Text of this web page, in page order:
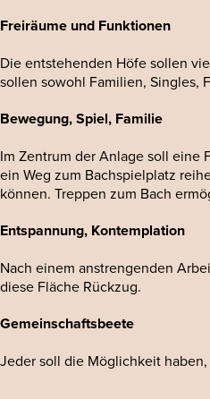
Freiräume und Funktionen
Die entstehenden Höfe sollen
sollen sowohl Familien, Singles,
Bewegung, Spiel, Familie
Im Zentrum der Anlage soll eine
ein Weg zum Bachspielplatz
können. Treppen zum Bach
Entspannung, Kontemplation
Nach einem anstrengenden
diese Fläche Rückzug.
Gemeinschaftsbeete
Jeder soll die Möglichkeit